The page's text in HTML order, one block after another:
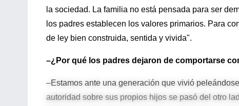
la sociedad­. La familia no está pensada para ser
los padres establecen los valores primarios. Para
de ley bien construida, sentida y vivida".
–¿Por qué los padres dejaron de comportarse
–Estamos ante una generación que vivió
autoridad sobre sus propios hijos se pasó del otro